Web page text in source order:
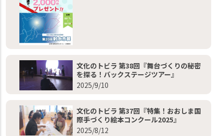
文化のトビラ 第38回『舞台づくりの秘密
を探る！バックステージツアー』
2025/9/10
文化のトビラ 第37回『特集！おおしま国
際手づくり絵本コンクール2025』
2025/8/12